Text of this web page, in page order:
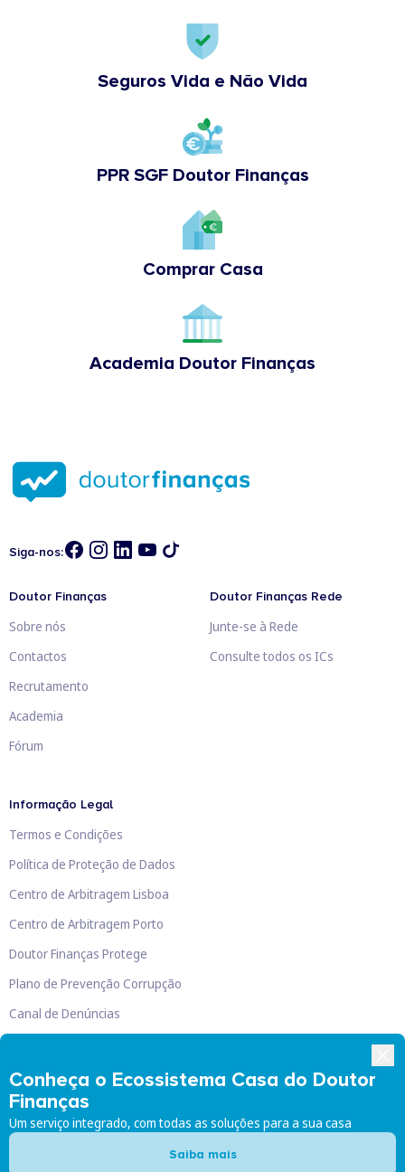
Seguros Vida e Não Vida
PPR SGF Doutor Finanças
Comprar Casa
Academia Doutor Finanças
Conheça o Ecossistema Casa do Doutor
Finanças
Um serviço integrado, com todas as soluções para a sua casa
Saiba mais
Siga-nos:
Doutor Finanças
Sobre nós
Contactos
Recrutamento
Academia
Fórum
Doutor Finanças Rede
Junte-se à Rede
Consulte todos os ICs
Informação Legal
Termos e Condições
Política de Proteção de Dados
Centro de Arbitragem Lisboa
Centro de Arbitragem Porto
Doutor Finanças Protege
Plano de Prevenção Corrupção
Canal de Denúncias
Doutor Finanças, Lda